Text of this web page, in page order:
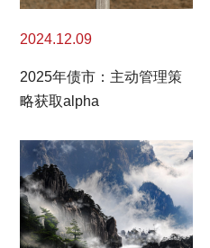
2024.12.09
2025年债市：主动管理策
略获取alpha